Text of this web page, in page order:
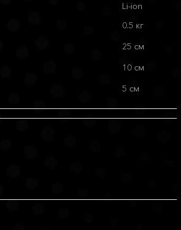
Li-ion
0.5 кг
25 см
10 см
5 см